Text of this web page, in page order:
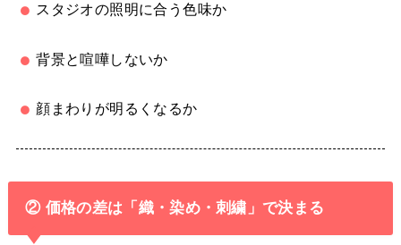
スタジオの照明に合う色味か
背景と喧嘩しないか
顔まわりが明るくなるか
② 価格の差は「織・染め・刺繍」で決まる